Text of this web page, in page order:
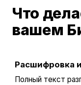
Что
вашем
Расшифровка
Полный текст